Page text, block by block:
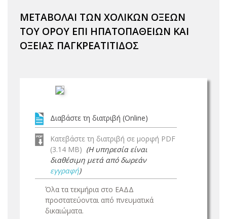
ΜΕΤΑΒΟΛΑΙ ΤΩΝ ΧΟΛΙΚΩΝ ΟΞΕΩΝ
ΤΟΥ ΟΡΟΥ ΕΠΙ ΗΠΑΤΟΠΑΘΕΙΩΝ ΚΑΙ
ΟΞΕΙΑΣ ΠΑΓΚΡΕΑΤΙΤΙΔΟΣ
Διαβάστε τη διατριβή (Online)
Κατεβάστε τη διατριβή σε μορφή PDF
(3.14 MB) (Η υπηρεσία είναι
διαθέσιμη μετά από δωρεάν
εγγραφή)
Όλα τα τεκμήρια στο ΕΑΔΔ
προστατεύονται από πνευματικά
δικαιώματα.